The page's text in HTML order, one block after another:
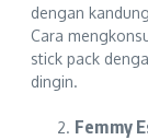
dengan
Cara
stick pack
dingin.
Femmy